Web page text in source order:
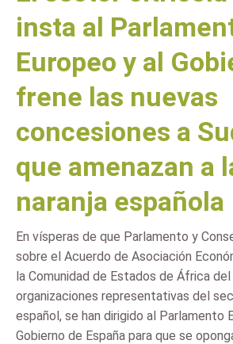
insta al
Europeo y al
frene las nuevas
concesiones a
que amenazan a
naranja española
En vísperas de que Parlamento y
sobre el Acuerdo de Asociación
la Comunidad de Estados de África del
organizaciones representativas del
español, se han dirigido al Parlamento
Gobierno de España para que se